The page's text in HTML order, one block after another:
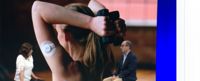
L'assessore Guido